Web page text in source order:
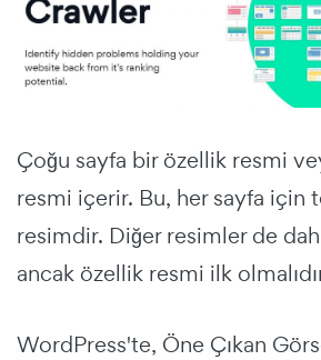
Çoğu sayfa bir özellik resmi
resmi içerir. Bu, her sayfa için
resimdir. Diğer resimler de
ancak özellik resmi ilk
WordPress'te, Öne Çıkan